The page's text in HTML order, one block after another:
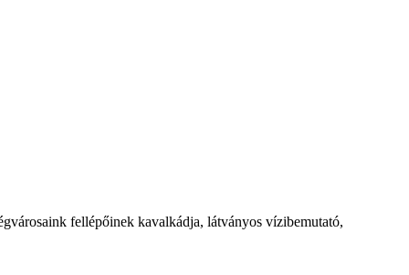
fellépőinek kavalkádja, látványos vízibemutató,